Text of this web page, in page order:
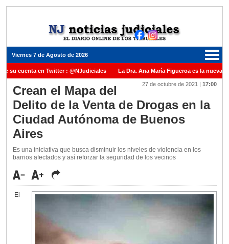
Viernes 7 de Agosto de 2026
su cuenta en Twitter : @NJudiciales La Dra. Ana María Figueroa es la nueva
de la Nación una medalla al Dr. Raul Zaffaroni en reconocimiento por su
Carles para cubrir vacante en la Corte Suprema de Justicia de la Nación
ante el Juez Daniel Rafecas
27 de octubre de 2021 | 17:00
Crean el Mapa del
Delito de la Venta de Drogas en la
Ciudad Autónoma de Buenos
Aires
Es una iniciativa que busca disminuir los niveles de violencia en los
barrios afectados y así reforzar la seguridad de los vecinos
El